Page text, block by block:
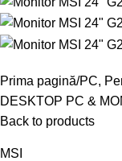
Prima pagină PC,
DESKTOP PC &
Back to products
MSI